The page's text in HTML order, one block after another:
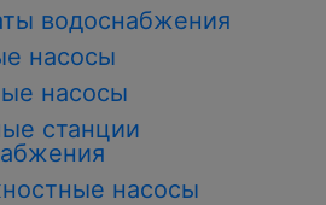
водоснабжения
насосы
насосы
станции
насосы